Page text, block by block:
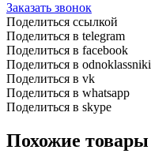
Заказать звонок
Поделиться ссылкой
Поделиться в telegram
Поделиться в facebook
Поделиться в odnoklassniki
Поделиться в vk
Поделиться в whatsapp
Поделиться в skype
Похожие товары